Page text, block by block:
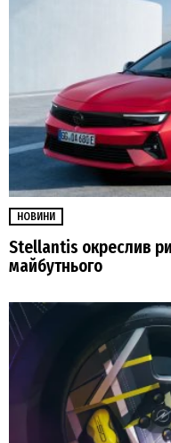
НОВИНИ
Stellantis окреслив
майбутнього